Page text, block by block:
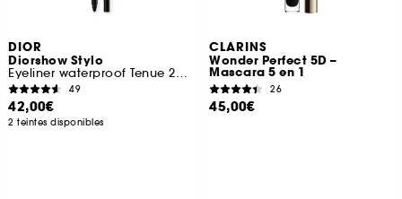
DIOR
Diorshow Stylo
Eyeliner waterproof Tenue 24 h Couleur intense
49
42,00€
2 teintes disponibles
CLARINS
Wonder Perfect 5D –
Mascara 5 en 1
26
45,00€